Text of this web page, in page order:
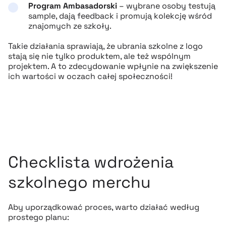
Program Ambasadorski – wybrane osoby testują
sample, dają feedback i promują kolekcję wśród
znajomych ze szkoły.
Takie działania sprawiają, że ubrania szkolne z logo
stają się nie tylko produktem, ale też wspólnym
projektem. A to zdecydowanie wpłynie na zwiększenie
ich wartości w oczach całej społeczności!
Checklista wdrożenia
szkolnego merchu
Aby uporządkować proces, warto działać według
prostego planu: